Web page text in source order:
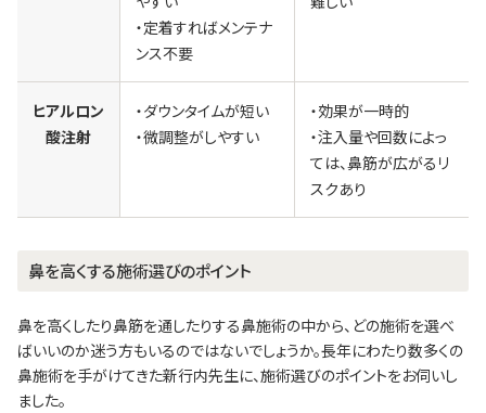
・定着すればメンテナ
ンス不要
ヒアルロン
酸注射
・ダウンタイムが短い
・微調整がしやすい
・効果が一時的
・注入量や回数によっ
ては、鼻筋が広がるリ
スクあり
鼻を高くする施術選びのポイント
鼻を高くしたり鼻筋を通したりする鼻施術の中から、どの施術を選べ
ばいいのか迷う方もいるのではないでしょうか。長年にわたり数多くの
鼻施術を手がけてきた新行内先生に、施術選びのポイントをお伺いし
ました。